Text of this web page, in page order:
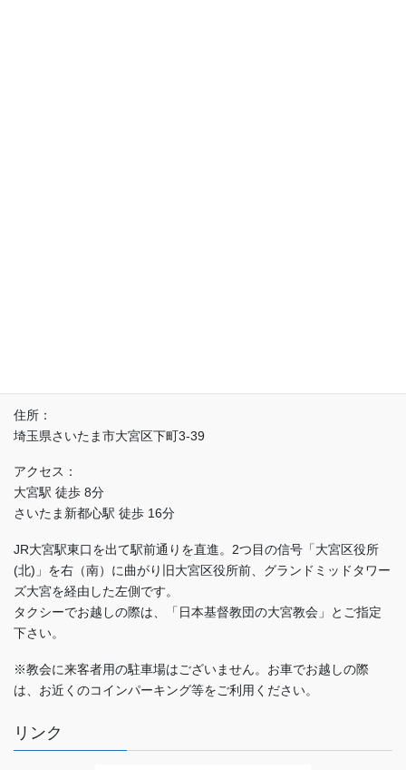
住所：
埼玉県さいたま市大宮区下町3-39
アクセス：
大宮駅 徒歩 8分
さいたま新都心駅 徒歩 16分
JR大宮駅東口を出て駅前通りを直進。2つ目の信号「大宮区役所
(北)」を右（南）に曲がり旧大宮区役所前、グランドミッドタワー
ズ大宮を経由した左側です。
タクシーでお越しの際は、「日本基督教団の大宮教会」とご指定
下さい。
※教会に来客者用の駐車場はございません。お車でお越しの際
は、お近くのコインパーキング等をご利用ください。
リンク